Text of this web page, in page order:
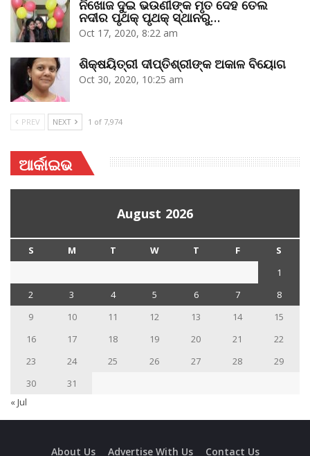
ନିଖୋଜ ଦୁଇ ଭଉଣୀଙ୍କ ମୃତ ଦେହ ତେଲ
ନଦୀର ପୃଥକ୍‌ ପୃଥକ୍‌ ସ୍ଥାନରୁ…
Oct 17, 2020, 8:22 am
ଶିକ୍ଷୟିତ୍ରୀ ଦୀପ୍ତିଶ୍ରୀଙ୍କ ଅକାଳ ବିୟୋଗ
Oct 30, 2020, 10:25 am
PREV NEXT 1 of 7,974
ଆର୍କାଇଭ
August 2026
S M T W T F
S
1
2
3 4 5 6 7
8
9
10 11 12 13 14
15
16
17 18 19 20 21
22
23
24 25 26 27 28
29
30
31
« Jul
About Us Advertise With Us Contact Us